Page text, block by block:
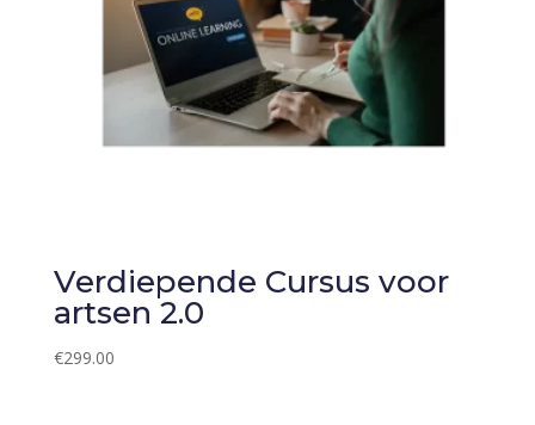
Verdiepende Cursus voor
artsen 2.0
€299.00